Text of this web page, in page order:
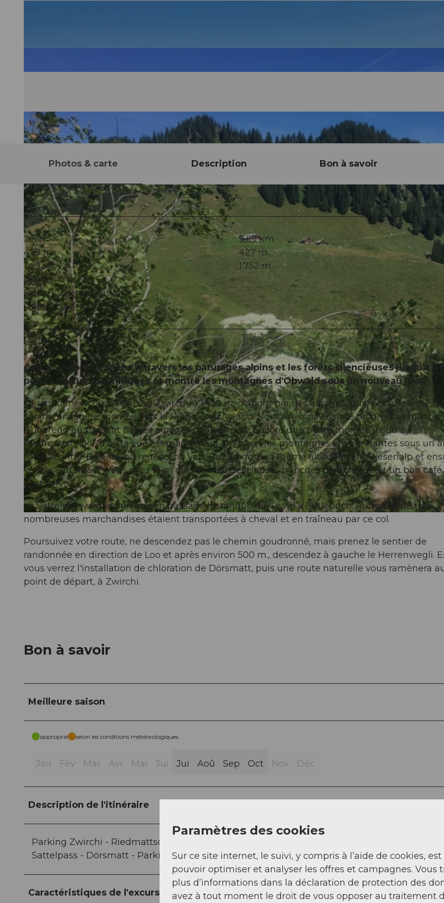
© Obwalden Tourismus, Obwalden Tourismus
© Obwalden Tourismus, Obwalden Tourismus
Photos & carte Description Bon à savoir
3:11 h
9,59 km
428 m
427 m
1.402 m
1.752 m
350 m
Départ: Zwirchi, Giswil
Objectif: Zwirchi, Giswil
Cette randonnée mène à travers les pâturages alpins et les forêts silencieuses jusqu'à des
points de vue magnifiques et montre les montagnes d'Obwald sous un nouveau jour.
La randonnée commence au Zwirchi, à 1400 m, d'abord par des alpages, puis par une belle
sapins, en légère montée vers la Riedmattschwand. Nous arrivons ensuite progressivement à
Guberegg en passant par les alpages de Riedmatt. Encore une petite montée jusqu'au
Riedmattstöckli, d'où la vue est magnifique. On y voit les montagnes environnantes sous un
moins connu. Ensuite, on redescend vers Guberegg, à la même altitude vers Miesenalp et
vers le Sattelpass. Vous avez faim ou soif ? De délicieuses tranches de fromage et un bon café
sont servis.
Le Sattelpassweg est un ancien passage historique de Giswil à Entlebuch. Autrefois, de très
nombreuses marchandises étaient transportées à cheval et en traîneau par ce col.
Poursuivez votre route, ne descendez pas le chemin goudronné, mais prenez le sentier de
randonnée en direction de Loo et après environ 500 m., descendez à gauche le Herrenwegli.
vous verrez l'installation de chloration de Dörsmatt, puis une route naturelle vous ramènera
point de départ, à Zwirchi.
Bon à savoir
Meilleure saison
approprié selon les conditions météorologiques
Jan Fév Mar Avr Mai Jui Jui Aoû Sep Oct Nov Déc
Description de l'itinéraire
Parking Zwirchi - Riedmattschwand - Guberegg - Riedmattstöckli - Guberegg - Miesenegg -
Sattelpass - Dörsmatt - Parking Zwirchi
Caractéristiques de l'excursion
Paramètres des cookies
Sur ce site internet, le suivi, y compris à l’aide de cookies,
pouvoir optimiser et analyser les offres et campagnes. Vous
plus d’informations dans la déclaration de protection des
avez à tout moment le droit de vous opposer au traitement